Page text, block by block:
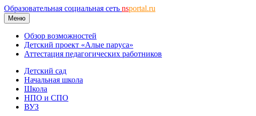
Образовательная социальная сеть nsportal.ru
Меню
Обзор возможностей
Детский проект «Алые паруса»
Аттестация педагогических работников
Детский сад
Начальная школа
Школа
НПО и СПО
ВУЗ